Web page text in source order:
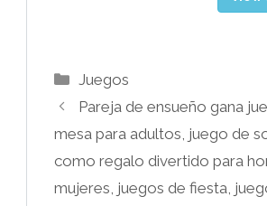
Categorías
Juegos
Pareja de ensueño gana
mesa para adultos, juego de
como regalo divertido para
mujeres, juegos de fiesta,